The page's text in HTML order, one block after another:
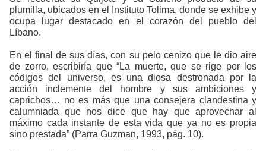
plumilla, ubicados en el Instituto Tolima, donde se exhibe y
ocupa lugar destacado en el corazón del pueblo del
Líbano.
En el final de sus días, con su pelo cenizo que le dio aire
de zorro, escribiría que “La muerte, que se rige por los
códigos del universo, es una diosa destronada por la
acción inclemente del hombre y sus ambiciones y
caprichos… no es más que una consejera clandestina y
calumniada que nos dice que hay que aprovechar al
máximo cada instante de esta vida que ya no es propia
sino prestada” (Parra Guzman, 1993, pág. 10).